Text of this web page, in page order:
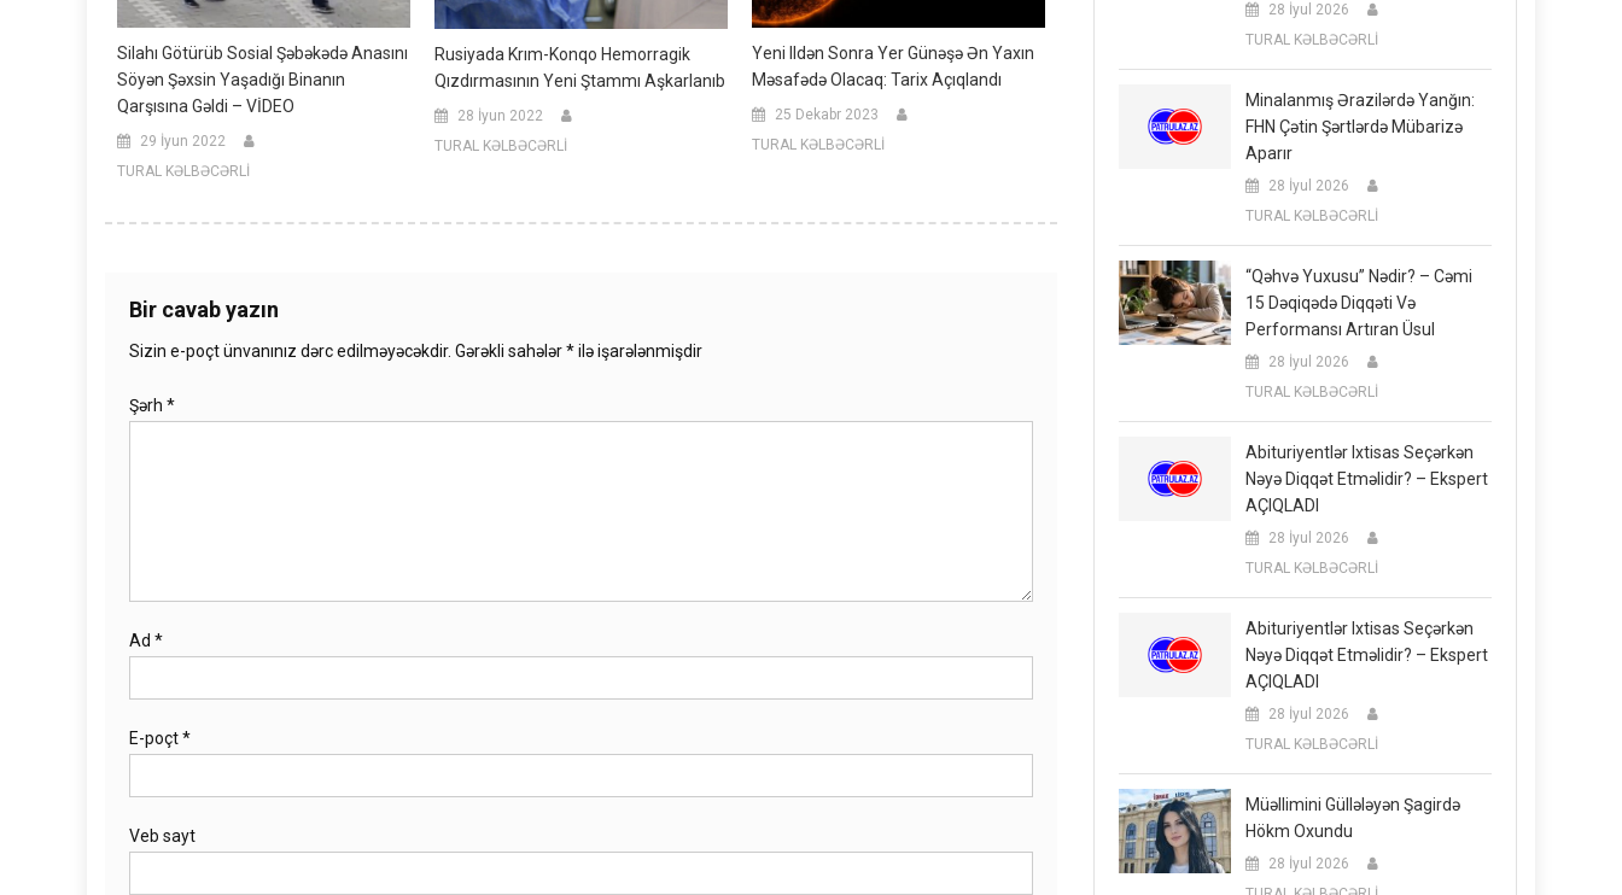
Silahı Götürüb Sosial Şəbəkədə Anasını
Söyən Şəxsin Yaşadığı Binanın
Qarşısına Gəldi – VİDEO
29 İyun 2022
TURAL KƏLBƏCƏRLİ
Rusiyada Krım-Konqo Hemorragik
Qızdırmasının Yeni Ştammı Aşkarlanıb
28 İyun 2022
TURAL KƏLBƏCƏRLİ
Yeni Ildən Sonra Yer Günəşə Ən Yaxın
Məsafədə Olacaq: Tarix Açıqlandı
25 Dekabr 2023
TURAL KƏLBƏCƏRLİ
Bir cavab yazın
Sizin e-poçt ünvanınız dərc edilməyəcəkdir. Gərəkli sahələr*ilə işarələnmişdir
Şərh *
Ad *
E-poçt*
Veb sayt
28 İyul 2026
TURAL KƏLBƏCƏRLİ
Minalanmış Ərazilərdə Yanğın:
FHN Çətin Şərtlərdə Mübarizə
Aparır
28 İyul 2026
TURAL KƏLBƏCƏRLİ
“Qəhvə Yuxusu” Nədir? – Cəmi
15 Dəqiqədə Diqqəti Və
Performansı Artıran Üsul
28 İyul 2026
TURAL KƏLBƏCƏRLİ
Abituriyentlər Ixtisas Seçərkən
Nəyə Diqqət Etməlidir? – Ekspert
AÇIQLADI
28 İyul 2026
TURAL KƏLBƏCƏRLİ
Abituriyentlər Ixtisas Seçərkən
Nəyə Diqqət Etməlidir? – Ekspert
AÇIQLADI
28 İyul 2026
TURAL KƏLBƏCƏRLİ
Müəllimini Güllələyən Şagirdə
Hökm Oxundu
28 İyul 2026